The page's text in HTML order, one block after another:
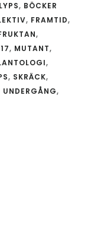
, BÖCKER
, FRAMTID,
,
, MUTANT,
,
, SKRÄCK,
,